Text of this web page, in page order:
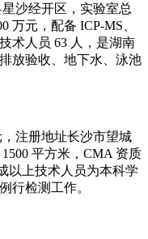
沙经开区，实验室总
万元，配备 ICP-MS、
术人员 63 人，是湖南
放验收、地下水、泳池
注册地址长沙市望城
平方米，CMA 资质
以上技术人员为本科学
行检测工作。